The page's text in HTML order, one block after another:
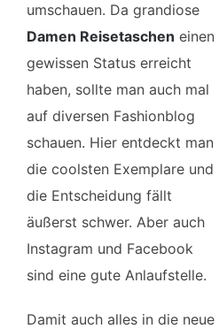
umschauen. Da grandiose
Damen Reisetaschen einen
gewissen Status erreicht
haben, sollte man auch mal
auf diversen Fashionblog
schauen. Hier entdeckt man
die coolsten Exemplare und
die Entscheidung fällt
äußerst schwer. Aber auch
Instagram und Facebook
sind eine gute Anlaufstelle.
Damit auch alles in die neue